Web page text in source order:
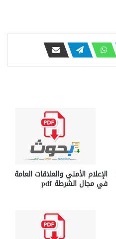
الإعلام الأمني والعلاقات العامة
في مجال الشرطة pdf